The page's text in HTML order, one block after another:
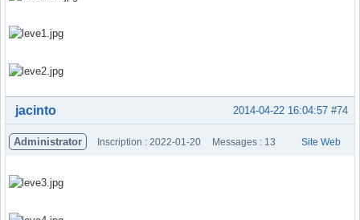
Hors ligne #74
2014-04-22 16:04:57
jacinto
Administrator Inscription : 2022-01-20 Messages : 13 Site Web